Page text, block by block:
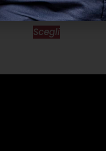
€114,00€ 68,00
Scegli